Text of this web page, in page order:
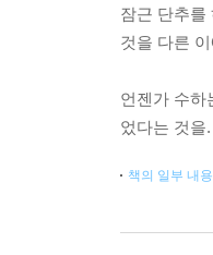
잠근 단추를
것을 다른
언젠가 수하
었다는 것을
책의 일부 내